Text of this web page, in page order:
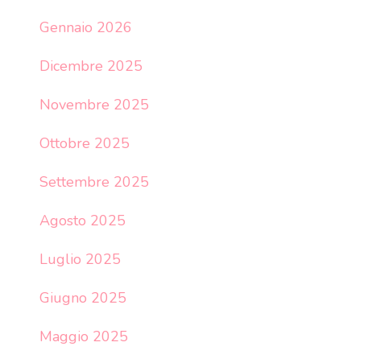
Gennaio 2026
Dicembre 2025
Novembre 2025
Ottobre 2025
Settembre 2025
Agosto 2025
Luglio 2025
Giugno 2025
Maggio 2025